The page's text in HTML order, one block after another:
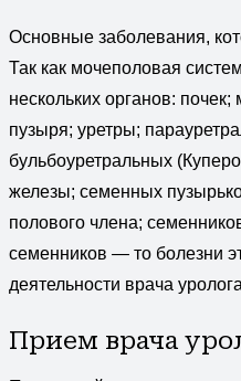
Основные заболевания,
Так как мочеполовая
нескольких органов:
пузыря; уретры;
бульбоуретральных
железы; семенных
полового члена;
семенников — то болезни
деятельности врача
Прием врача